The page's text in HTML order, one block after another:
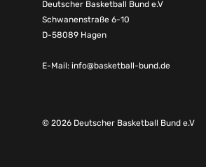
Deutscher Basketball Bund e.V
Schwanenstraße 6-10
D-58089 Hagen
E-Mail: info@basketball-bund.de
© 2026 Deutscher Basketball Bund e.V